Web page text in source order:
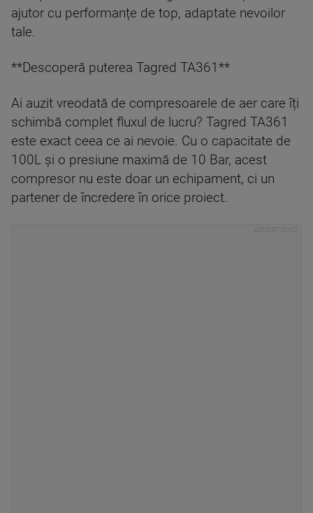
ajutor cu performanțe de top, adaptate nevoilor
tale.
**Descoperă puterea Tagred TA361**
Ai auzit vreodată de compresoarele de aer care îți
schimbă complet fluxul de lucru? Tagred TA361
este exact ceea ce ai nevoie. Cu o capacitate de
100L și o presiune maximă de 10 Bar, acest
compresor nu este doar un echipament, ci un
partener de încredere în orice proiect.